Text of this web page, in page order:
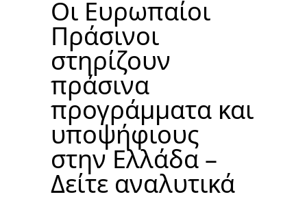
Οι Ευρωπαίοι
Πράσινοι
στηρίζουν
πράσινα
προγράμματα και
υποψήφιους
στην Ελλάδα –
Δείτε αναλυτικά